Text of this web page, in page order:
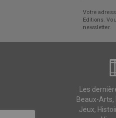
Votre
Editions.
newsletter.
Les
Beaux-Arts,
Jeux,